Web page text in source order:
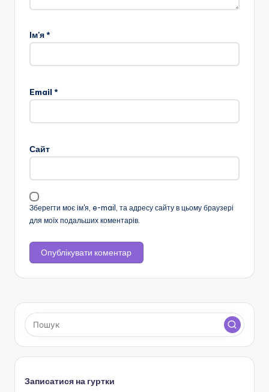
а
д
Ім'я*
Email *
Сайт
Зберегти моє ім'я, e-mail, та адресу сайту в цьому браузері
для моїх подальших коментарів.
Записатися на гуртки